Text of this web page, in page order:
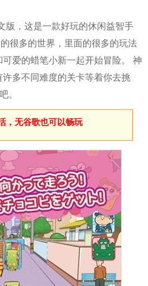
版，这是一款好玩的休闲益智手
很多的世界，里面的很多的玩法
爱的蜡笔小新一起开始冒险。 神
多不同难度的关卡等着你去挑
。
，无谷歌也可以畅玩